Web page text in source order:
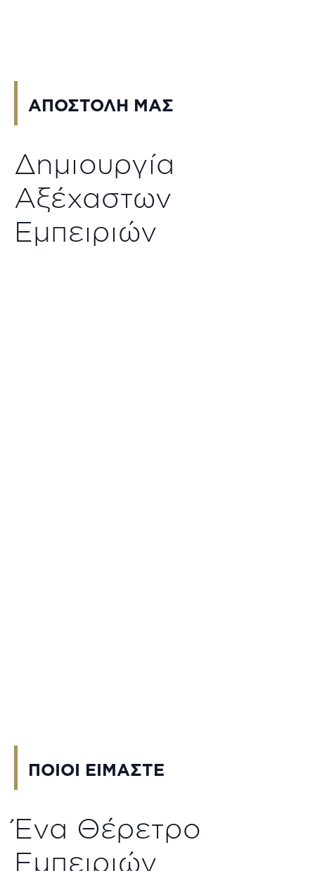
ΑΠΟΣΤΟΛΗ ΜΑΣ
Δημιουργία
Αξέχαστων
Εμπειριών
ΠΟΙΟΙ ΕΙΜΑΣΤΕ
Ένα Θέρετρο
Εμπειριών